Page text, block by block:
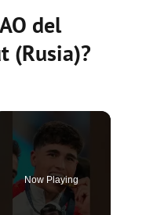
del
(Rusia)?
Now Playing